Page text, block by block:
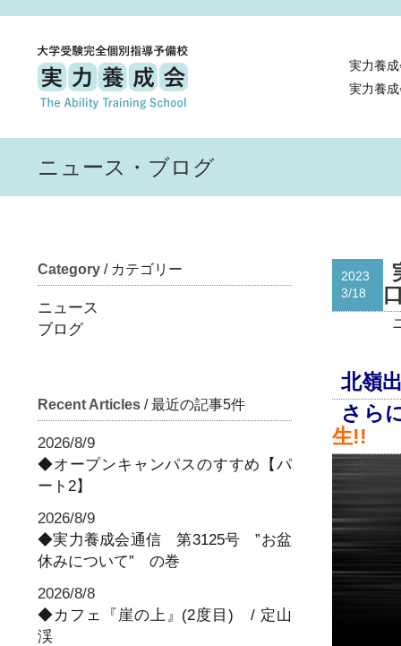
実力養
実力養
ニュース・ブログ
Category / カテゴリー
ニュース
ブログ
Recent Articles / 最近の記事5件
2026/8/9
◆オープンキャンパスのすすめ【パ
ート2】
2026/8/9
◆実力養成会通信 第3125号 ”お盆
休みについて” の巻
2026/8/8
◆カフェ『崖の上』(2度目) / 定山
渓
2023
3/18
北嶺
さら
生!!